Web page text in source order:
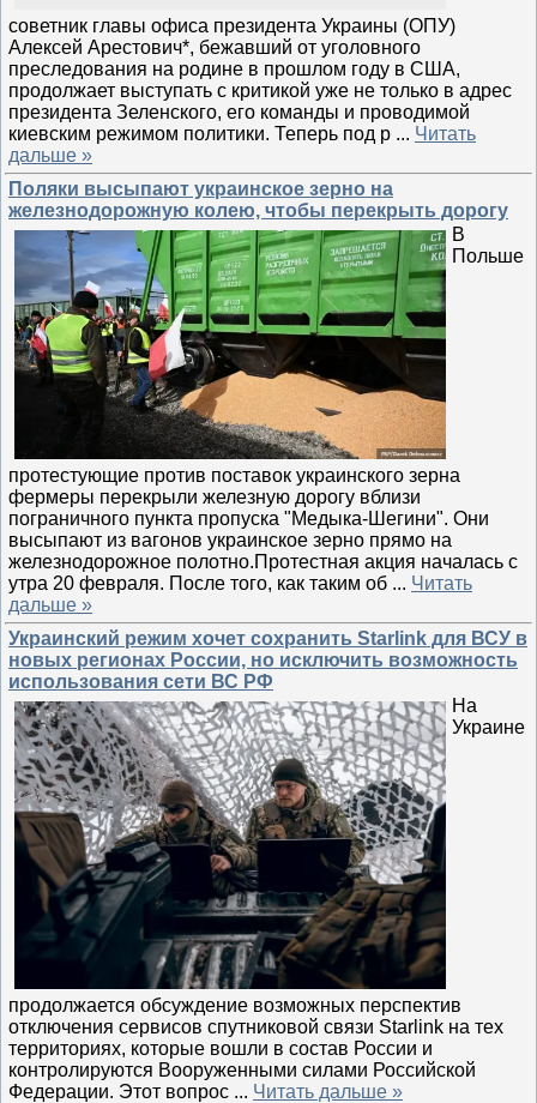
советник главы офиса президента Украины (ОПУ)
Алексей Арестович*, бежавший от уголовного
преследования на родине в прошлом году в США,
продолжает выступать с критикой уже не только в адрес
президента Зеленского, его команды и проводимой
киевским режимом политики. Теперь под р ... Читать
дальше »
Поляки высыпают украинское зерно на
железнодорожную колею, чтобы перекрыть дорогу
В
Польше
протестующие против поставок украинского зерна
фермеры перекрыли железную дорогу вблизи
пограничного пункта пропуска "Медыка-Шегини". Они
высыпают из вагонов украинское зерно прямо на
железнодорожное полотно.Протестная акция началась с
утра 20 февраля. После того, как таким об ... Читать
дальше »
Украинский режим хочет сохранить Starlink для ВСУ в
новых регионах России, но исключить возможность
использования сети ВС РФ
На
Украине
продолжается обсуждение возможных перспектив
отключения сервисов спутниковой связи Starlink на тех
территориях, которые вошли в состав России и
контролируются Вооруженными силами Российской
Федерации. Этот вопрос ... Читать дальше »